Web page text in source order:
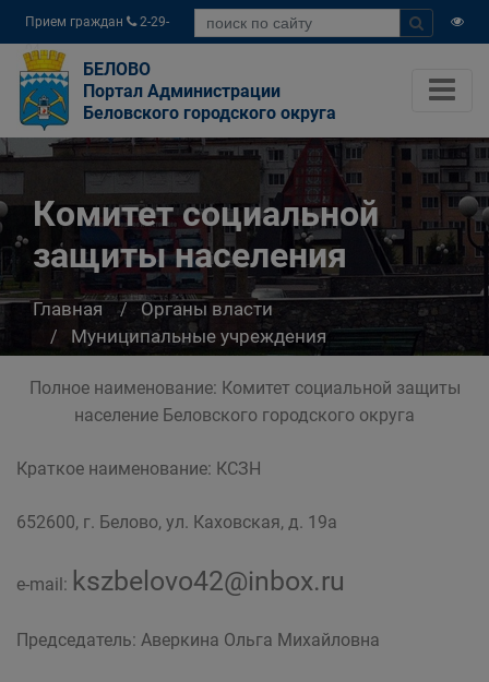
Прием граждан
2-29-
04
БЕЛОВО
Портал Администрации
Беловского городского округа
Комитет социальной
защиты населения
Главная
Органы власти
Муниципальные учреждения
Комитет социальной защиты населения
Полное наименование: Комитет социальной защиты
население Беловского городского округа
Краткое наименование: КСЗН
652600, г. Белово, ул. Каховская, д. 19а
e-mail: kszbelovo42@inbox.ru
Председатель: Аверкина Ольга Михайловна